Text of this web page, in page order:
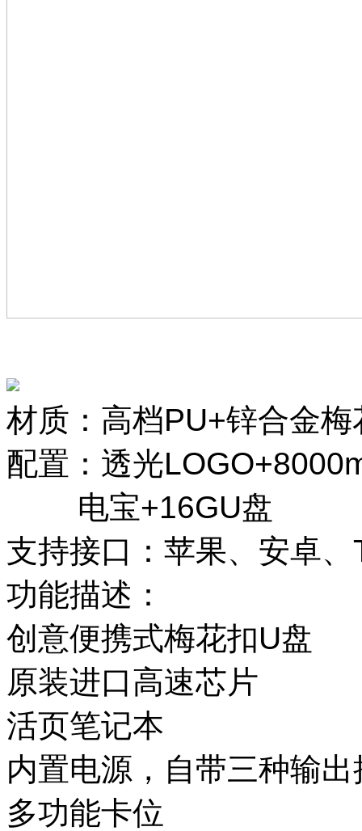
材质：高档PU+锌合金梅
配置：透光
电宝+16GU盘
支持接口：苹果、安卓
功能描述：
创意便携式梅花扣U盘
原装进口高速芯片
活页笔记本
内置电源，自带三种输出
多功能卡位